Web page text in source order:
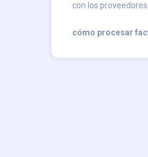
con los proveedores.
cómo procesar